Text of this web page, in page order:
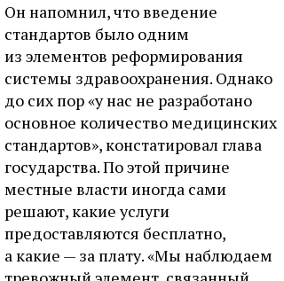
Он напомнил, что введение
стандартов было одним
из элементов реформирования
системы здравоохранения. Однако
до сих пор «у нас не разработано
основное количество медицинских
стандартов», констатировал глава
государства. По этой причине
местные власти иногда сами
решают, какие услуги
предоставляются бесплатно,
а какие — за плату. «Мы наблюдаем